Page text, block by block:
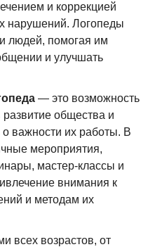
и коррекцией
нарушений. Логопеды
людей, помогая им
и улучшать
— это возможность
развитие общества и
важности их работы. В
мероприятия,
мастер-классы и
внимания к
и методам их
всех возрастов, от